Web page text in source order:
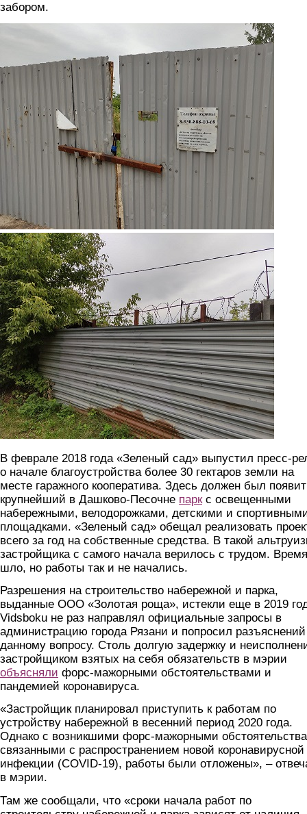
забором.
2.jpg
В феврале 2018 года «Зеленый сад» выпустил пресс-
о начале благоустройства более 30 гектаров земли на
месте гаражного кооператива. Здесь должен был
крупнейший в Дашково-Песочне паркс освещенными
набережными, велодорожками, детскими и
площадками. «Зеленый сад» обещал реализовать
всего за год на собственные средства. В такой
застройщика с самого начала верилось с трудом. Время
шло, но работы так и не начались.
Разрешения на строительство набережной и парка,
выданные ООО «Золотая роща», истекли еще в 2019
Vidsboku не раз направлял официальные запросы в
администрацию города Рязани и попросил
данному вопросу. Столь долгую задержку и
застройщиком взятых на себя обязательств в мэрии
объясняли форс-мажорными обстоятельствами и
пандемией коронавируса.
«Застройщик планировал приступить к работам по
устройству набережной в весенний период 2020 года.
Однако с возникшими форс-мажорными
связанными с распространением новой коронавирусной
инфекции (COVID-19), работы были отложены», –
в мэрии.
Там же сообщали, что «сроки начала работ по